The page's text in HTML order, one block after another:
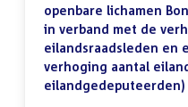
openbare lichamen
in verband met de
eilandsraadsleden en
verhoging aantal
eilandgedeputeerden)